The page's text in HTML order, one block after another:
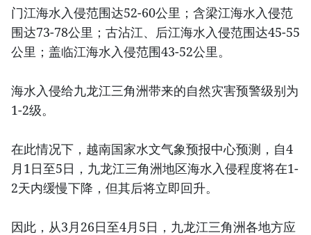
门江海水入侵范围达52-60公里；含梁江海水入侵范
围达73-78公里；古沾江、后江海水入侵范围达45-55
公里；盖临江海水入侵范围43-52公里。
海水入侵给九龙江三角洲带来的自然灾害预警级别为
1-2级。
在此情况下，越南国家水文气象预报中心预测，自4
月1日至5日，九龙江三角洲地区海水入侵程度将在1-
2天内缓慢下降，但其后将立即回升。
因此，从3月26日至4月5日，九龙江三角洲各地方应